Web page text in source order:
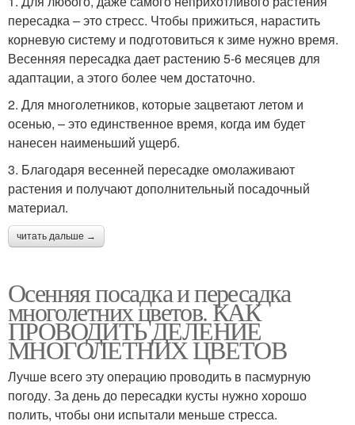
пересадка – это стресс. Чтобы прижиться, нарастить
корневую систему и подготовиться к зиме нужно время.
Весенняя пересадка дает растению 5-6 месяцев для
адаптации, а этого более чем достаточно.
2. Для многолетников, которые зацветают летом и
осенью, – это единственное время, когда им будет
нанесен наименьший ущерб.
3. Благодаря весенней пересадке омолаживают
растения и получают дополнительный посадочный
материал.
читать дальше →
Осенняя посадка и пересадка
многолетних цветов. КАК
ПРОВОДИТЬ ДЕЛЕНИЕ
МНОГОЛЕТНИХ ЦВЕТОВ
Лучше всего эту операцию проводить в пасмурную
погоду. За день до пересадки кусты нужно хорошо
полить, чтобы они испытали меньше стресса.